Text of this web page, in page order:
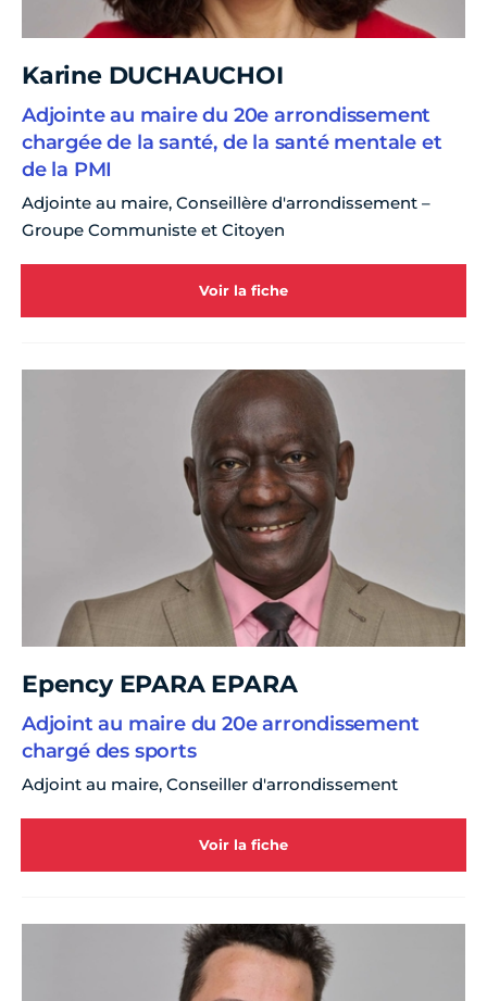
Karine DUCHAUCHOI
Adjointe au maire du 20e arrondissement
chargée de la santé, de la santé mentale et
de la PMI
Adjointe au maire, Conseillère d'arrondissement –
Groupe Communiste et Citoyen
Voir la fiche
Epency EPARA EPARA
Adjoint au maire du 20e arrondissement
chargé des sports
Adjoint au maire, Conseiller d'arrondissement
Voir la fiche